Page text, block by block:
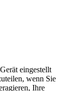
eingestellt
wenn Sie
Ihre